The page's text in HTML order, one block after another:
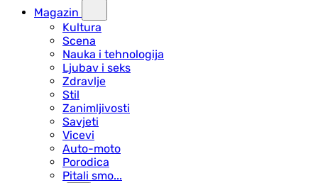
Magazin
Kultura
Scena
Nauka i tehnologija
Ljubav i seks
Zdravlje
Stil
Zanimljivosti
Savjeti
Vicevi
Auto-moto
Porodica
Pitali smo...